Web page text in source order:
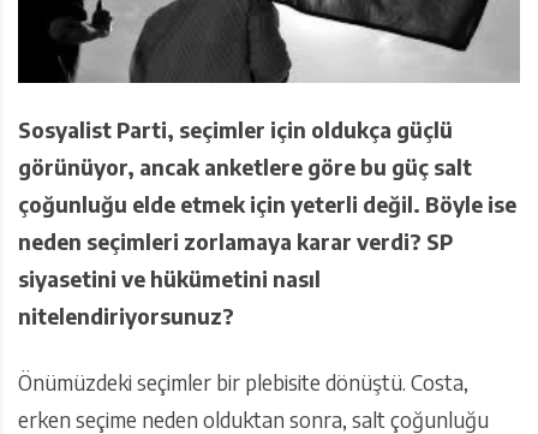
Sosyalist Parti, seçimler için oldukça güçlü
görünüyor, ancak anketlere göre bu güç salt
çoğunluğu elde etmek için yeterli değil. Böyle ise
neden seçimleri zorlamaya karar verdi? SP
siyasetini ve hükümetini nasıl
nitelendiriyorsunuz?
Önümüzdeki seçimler bir plebisite dönüştü. Costa,
erken seçime neden olduktan sonra, salt çoğunluğu